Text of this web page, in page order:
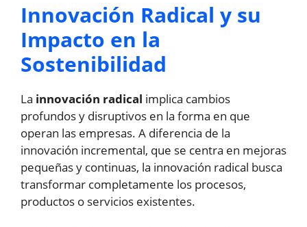
Innovación Radical y su
Impacto en la
Sostenibilidad
La innovación radical implica cambios
profundos y disruptivos en la forma en que
operan las empresas. A diferencia de la
innovación incremental, que se centra en mejoras
pequeñas y continuas, la innovación radical busca
transformar completamente los procesos,
productos o servicios existentes.